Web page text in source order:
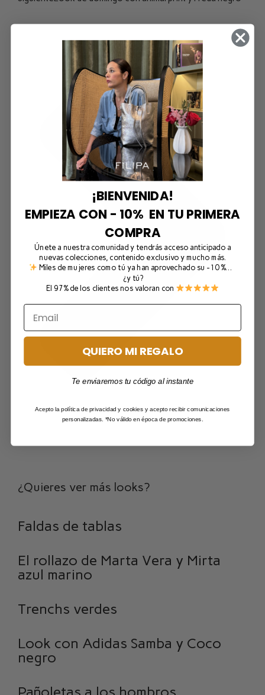
¿Quieres ver más looks?
Faldas de tablas
El rollazo de Marta Vera y Mirta
azul marino
Trenchs verdes
Look con Adidas Samba y Coco
negro
¡BIENVENIDA!
EMPIEZA CON - 10% EN TU PRIMERA
COMPRA
Únete a nuestra comunidad y tendrás acceso anticipado a
nuevas colecciones, contenido exclusivo y mucho más.
Miles de mujeres como tú ya han aprovechado su -10 %…
¿y tú?
El 97% de los clientes nos valoran con
QUIERO MI REGALO
Te enviaremos tu código al instante
Acepto la política de privacidad y cookies y acepto recibir comunicaciones
personalizadas. *No válido en época de promociones.